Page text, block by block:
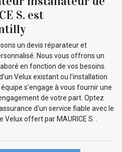
S. est
un devis réparateur et
Nous vous offrons un
en fonction de vos besoins.
Velux existant ou l'installation
s'engage à vous fournir une
de votre part. Optez
d'un service fiable avec le
offert par MAURICE S. .